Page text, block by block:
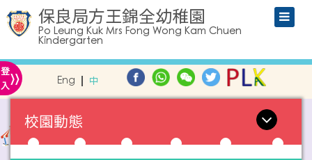
保良局方王錦全幼稚園
Po Leung Kuk Mrs Fong Wong Kam Chuen
Kindergarten
登
入» Eng 中
校園動態